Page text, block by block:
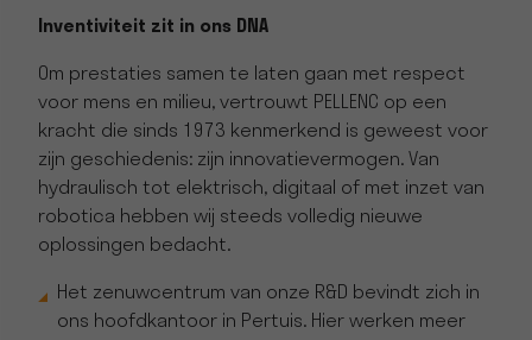
Inventiviteit zit in ons DNA
Om prestaties samen te laten gaan met respect
voor mens en milieu, vertrouwt PELLENC op een
kracht die sinds 1973 kenmerkend is geweest voor
zijn geschiedenis: zijn innovatievermogen. Van
hydraulisch tot elektrisch, digitaal of met inzet van
robotica hebben wij steeds volledig nieuwe
oplossingen bedacht.
Het zenuwcentrum van onze R&D bevindt zich in
ons hoofdkantoor in Pertuis. Hier werken meer